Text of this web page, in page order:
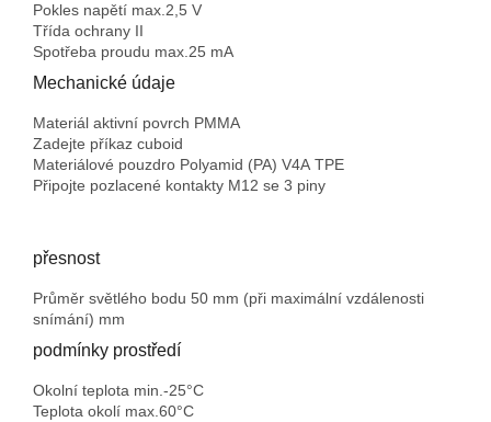
Pokles napětí max.2,5 V
Třída ochrany II
Spotřeba proudu max.25 mA
Mechanické údaje
Materiál aktivní povrch PMMA
Zadejte příkaz cuboid
Materiálové pouzdro Polyamid (PA) V4A TPE
Připojte pozlacené kontakty M12 se 3 piny
přesnost
Průměr světlého bodu 50 mm (při maximální vzdálenosti
snímání) mm
podmínky prostředí
Okolní teplota min.-25°C
Teplota okolí max.60°C